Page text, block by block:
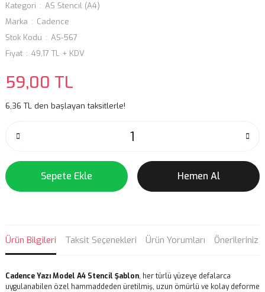
Kategori
AS Stencıl (A4)
Marka
Cadence
Stok Kodu
AS-567
Fiyat
49,17 TL + KDV
59,00 TL
6,36 TL den başlayan taksitlerle!
Sepete Ekle Hemen Al
Ürün Bilgileri Taksit Seçenekleri Ürün Yorumları Önerileriniz
Cadence Yazı Model A4 Stencil Şablon, her türlü yüzeye defalarca
uygulanabilen özel hammaddeden üretilmiş, uzun ömürlü ve kolay deforme